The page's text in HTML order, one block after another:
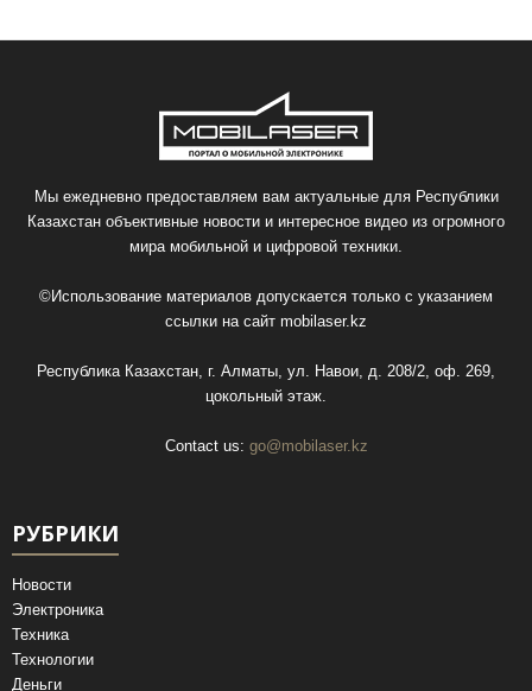
Мы ежедневно предоставляем вам актуальные для Республики
Казахстан объективные новости и интересное видео из огромного
мира мобильной и цифровой техники.
©Использование материалов допускается только с указанием
ссылки на сайт mobilaser.kz
Республика Казахстан, г. Алматы, ул. Навои, д. 208/2, оф. 269,
цокольный этаж.
Contact us: go@mobilaser.kz
РУБРИКИ
Новости
Электроника
Техника
Технологии
Деньги